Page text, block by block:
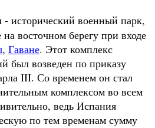
- исторический военный парк,
восточном берегу при входе
, Гаване. Этот комплекс
был возведен по приказу
III. Со временем он стал
комплексом во всем
ведь Испания
по тем временам сумму